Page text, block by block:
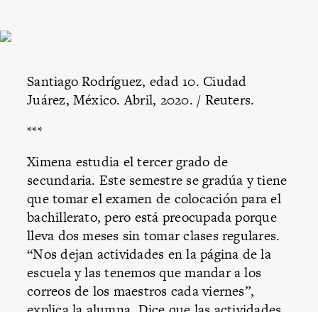
Santiago Rodríguez, edad 10. Ciudad
Juárez, México. Abril, 2020. / Reuters.
***
Ximena estudia el tercer grado de
secundaria. Este semestre se gradúa y tiene
que tomar el examen de colocación para el
bachillerato, pero está preocupada porque
lleva dos meses sin tomar clases regulares.
“Nos dejan actividades en la página de la
escuela y las tenemos que mandar a los
correos de los maestros cada viernes”,